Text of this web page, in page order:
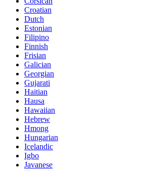
Croatian
Dutch
Estonian
Filipino
Finnish
Frisian
Galician
Georgian
Gujarati
Haitian
Hausa
Hawaiian
Hebrew
Hmong
Hungarian
Icelandic
Igbo
Javanese